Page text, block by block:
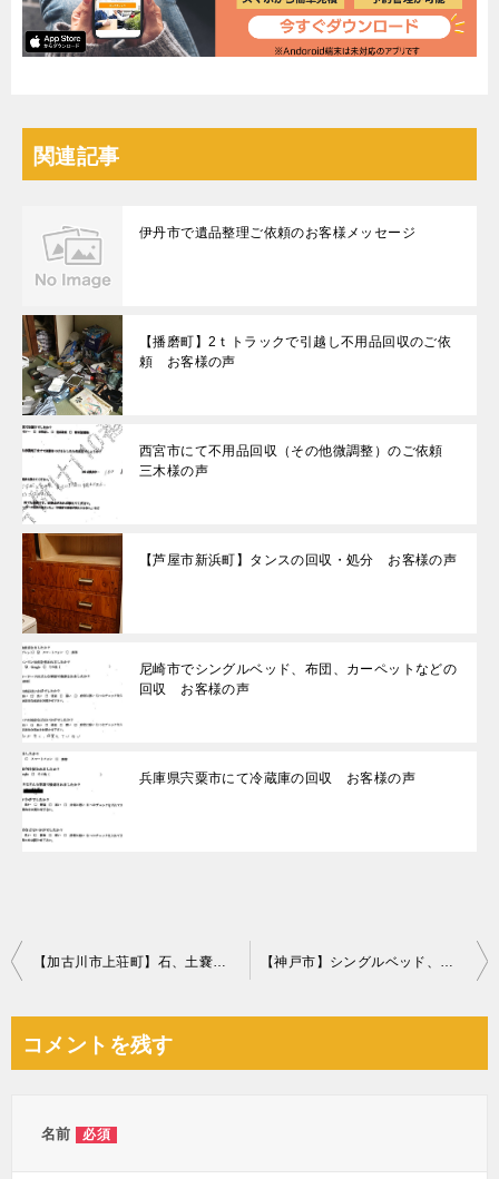
関連記事
伊丹市で遺品整理ご依頼のお客様メッセージ
【播磨町】2ｔトラックで引越し不用品回収のご依
頼 お客様の声
西宮市にて不用品回収（その他微調整）のご依頼
三木様の声
【芦屋市新浜町】タンスの回収・処分 お客様の声
尼崎市でシングルベッド、布団、カーペットなどの
回収 お客様の声
兵庫県宍粟市にて冷蔵庫の回収 お客様の声
投
ビ
【加古川市上荘町】石、土嚢等の回収・処分ご依頼 お客様の声 【神戸市】シングルベッド、ベッドマットレス、ソファーの回収・処分
コメントを残す
名前 必須